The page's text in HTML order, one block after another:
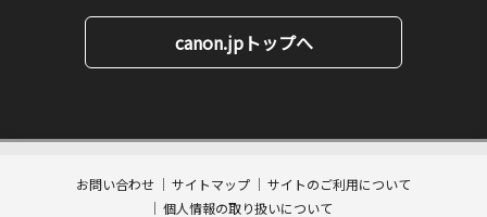
canon.jpトップへ
お問い合わせ サイトマップ
サイトのご利用について
個人情報の取り扱いについて